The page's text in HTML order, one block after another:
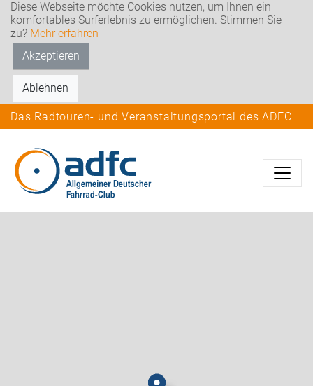
Diese Webseite möchte Cookies nutzen, um Ihnen ein
komfortables Surferlebnis zu ermöglichen. Stimmen Sie
zu? Mehr erfahren
Akzeptieren
Ablehnen
Das Radtouren- und Veranstaltungsportal des ADFC